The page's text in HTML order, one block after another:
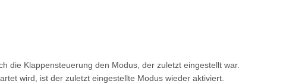
die Klappensteuerung den Modus, der zuletzt eingestellt war.
wird, ist der zuletzt eingestellte Modus wieder aktiviert.